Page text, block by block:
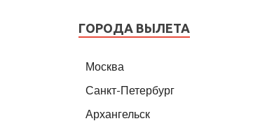
ГОРОДА ВЫЛЕТА
Москва
Санкт-Петербург
Архангельск